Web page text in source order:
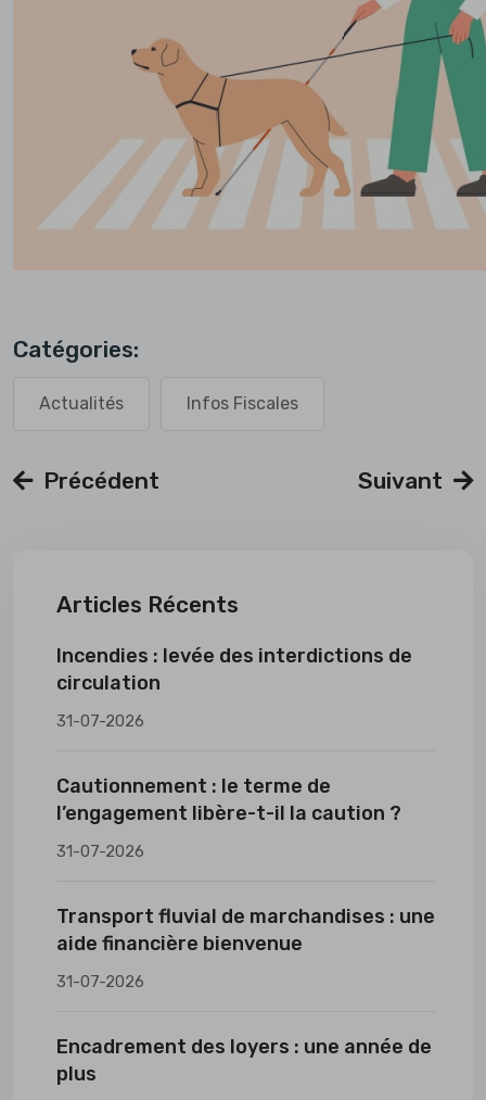
Catégories:
Actualités Infos Fiscales
Précédent Suivant
Articles Récents
Incendies : levée des interdictions de
circulation
31-07-2026
Cautionnement : le terme de
l’engagement libère-t-il la caution ?
31-07-2026
Transport fluvial de marchandises : une
aide financière bienvenue
31-07-2026
Encadrement des loyers : une année de
plus